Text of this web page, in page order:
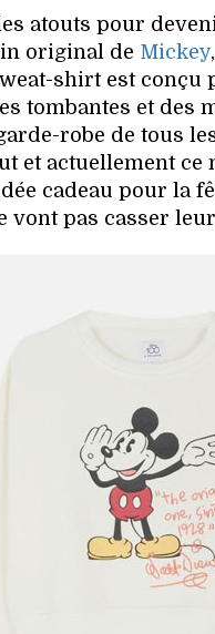
atouts pour
original de Mickey
shirt est conçu
tombantes et des
robe de tous
et actuellement
cadeau pour la
vont pas casser